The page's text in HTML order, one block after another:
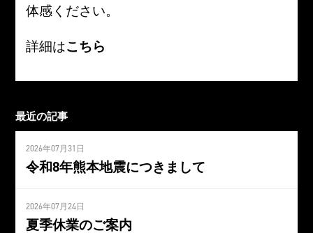
体感ください。
詳細はこちら
最近の記事
2026年07月31日
令和8年熊本地震につきまして
2026年07月24日
夏季休業のご案内